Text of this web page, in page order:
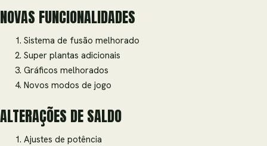
NOVAS FUNCIONALIDADES
Sistema de fusão melhorado
Super plantas adicionais
Gráficos melhorados
Novos modos de jogo
ALTERAÇÕES DE SALDO
Ajustes de potência